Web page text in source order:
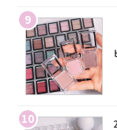
9
10